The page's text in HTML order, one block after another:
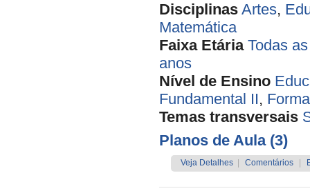
Disciplinas Artes,
Matemática
Faixa Etária Todas
anos
Nível de Ensino
Fundamental II,
Temas transversais
Planos de Aula (3)
Veja Detalhes Comentários